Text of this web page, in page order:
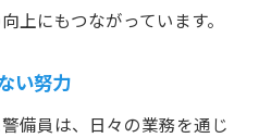
上にもつながっています。
い努力
備員は、日々の業務を通じ